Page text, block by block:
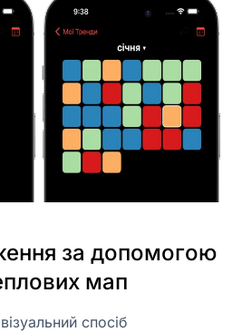
за допомогою
мап
спосіб